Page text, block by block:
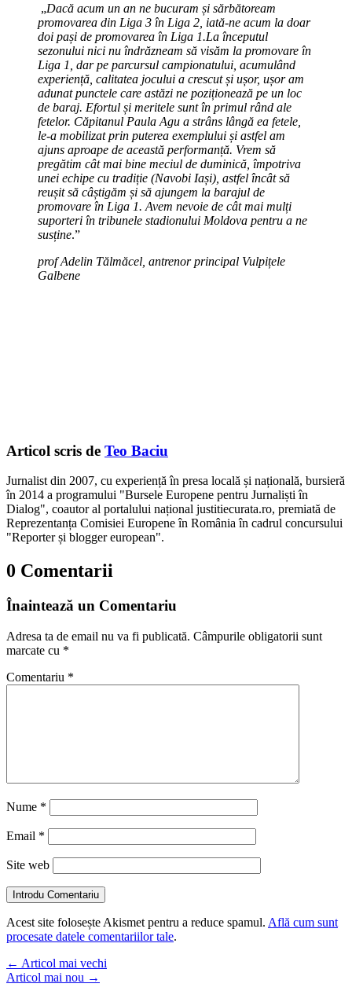
„Dacă acum un an ne bucuram și sărbătoream
promovarea din Liga 3 în Liga 2, iată-ne acum la doar
doi pași de promovarea în Liga 1.La începutul
sezonului nici nu îndrăzneam să visăm la promovare în
Liga 1, dar pe parcursul campionatului, acumulând
experiență, calitatea jocului a crescut și ușor, ușor am
adunat punctele care astăzi ne poziționează pe un loc
de baraj. Efortul și meritele sunt în primul rând ale
fetelor. Căpitanul Paula Agu a strâns lângă ea fetele,
le-a mobilizat prin puterea exemplului și astfel am
ajuns aproape de această performanță. Vrem să
pregătim cât mai bine meciul de duminică, împotriva
unei echipe cu tradiție (Navobi Iași), astfel încât să
reușit să câștigăm și să ajungem la barajul de
promovare în Liga 1. Avem nevoie de cât mai mulți
suporteri în tribunele stadionului Moldova pentru a ne
susține.”
prof Adelin Tălmăcel, antrenor principal Vulpițele
Galbene
Articol scris de Teo Baciu
Jurnalist din 2007, cu experiență în presa locală și națională, bursieră
în 2014 a programului "Bursele Europene pentru Jurnaliști în
Dialog", coautor al portalului național justitiecurata.ro, premiată de
Reprezentanța Comisiei Europene în România în cadrul concursului
"Reporter și blogger european".
0 Comentarii
Înaintează un Comentariu
Adresa ta de email nu va fi publicată. Câmpurile obligatorii sunt
marcate cu *
Comentariu *
Nume *
Email *
Site web
Introdu Comentariu
Acest site folosește Akismet pentru a reduce spamul. Află cum sunt
procesate datele comentariilor tale.
← Articol mai vechi
Articol mai nou →